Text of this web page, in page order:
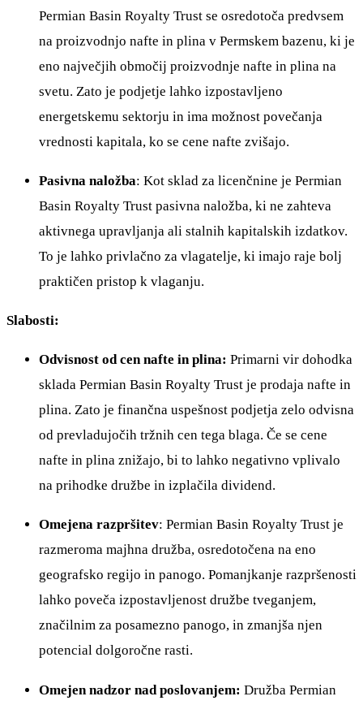
Permian Basin Royalty Trust se osredotoča predvsem
na proizvodnjo nafte in plina v Permskem bazenu, ki je
eno največjih območij proizvodnje nafte in plina na
svetu. Zato je podjetje lahko izpostavljeno
energetskemu sektorju in ima možnost povečanja
vrednosti kapitala, ko se cene nafte zvišajo.
Pasivna naložba: Kot sklad za licenčnine je Permian
Basin Royalty Trust pasivna naložba, ki ne zahteva
aktivnega upravljanja ali stalnih kapitalskih izdatkov.
To je lahko privlačno za vlagatelje, ki imajo raje bolj
praktičen pristop k vlaganju.
Slabosti:
Odvisnost od cen nafte in plina: Primarni vir dohodka
sklada Permian Basin Royalty Trust je prodaja nafte in
plina. Zato je finančna uspešnost podjetja zelo odvisna
od prevladujočih tržnih cen tega blaga. Če se cene
nafte in plina znižajo, bi to lahko negativno vplivalo
na prihodke družbe in izplačila dividend.
Omejena razpršitev: Permian Basin Royalty Trust je
razmeroma majhna družba, osredotočena na eno
geografsko regijo in panogo. Pomanjkanje razpršenosti
lahko poveča izpostavljenost družbe tveganjem,
značilnim za posamezno panogo, in zmanjša njen
potencial dolgoročne rasti.
Omejen nadzor nad poslovanjem: Družba Permian